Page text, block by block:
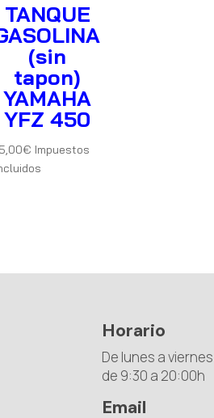
TANQUE
(sin
tapon)
YAMAHA
YFZ 450
€ Impuestos
Horario
De lunes a viernes
de 9:30 a 20:00h
Email